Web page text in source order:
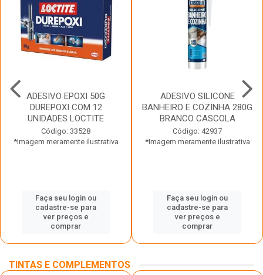
ADESIVO EPOXI 50G
DUREPOXI COM 12
UNIDADES LOCTITE
Código: 33528
*Imagem meramente ilustrativa
Faça seu login ou
cadastre-se para
ver preços e
comprar
ADESIVO SILICONE
BANHEIRO E COZINHA 280G
BRANCO CASCOLA
Código: 42937
*Imagem meramente ilustrativa
Faça seu login ou
cadastre-se para
ver preços e
comprar
TINTAS E COMPLEMENTOS